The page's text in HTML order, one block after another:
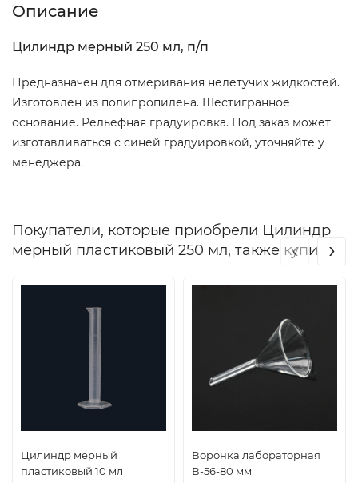
Описание
Цилиндр мерный 250 мл, п/п
Предназначен для отмеривания нелетучих жидкостей.
Изготовлен из полипропилена. Шестигранное
основание. Рельефная градуировка. Под заказ может
изготавливаться с синей градуировкой, уточняйте у
менеджера.
Покупатели, которые приобрели Цилиндр
мерный пластиковый 250 мл, также купили
Цилиндр мерный
пластиковый 10 мл
Воронка лабораторная
В-56-80 мм
‹ ›